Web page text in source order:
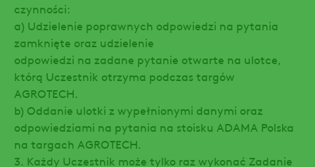
czynności:
a) Udzielenie poprawnych odpowiedzi na pytania
zamknięte oraz udzielenie
odpowiedzi na zadane pytanie otwarte na ulotce,
którą Uczestnik otrzyma podczas targów
AGROTECH.
b) Oddanie ulotki z wypełnionymi danymi oraz
odpowiedziami na pytania na stoisku ADAMA Polska
na targach AGROTECH.
3. Każdy Uczestnik może tylko raz wykonać Zadanie